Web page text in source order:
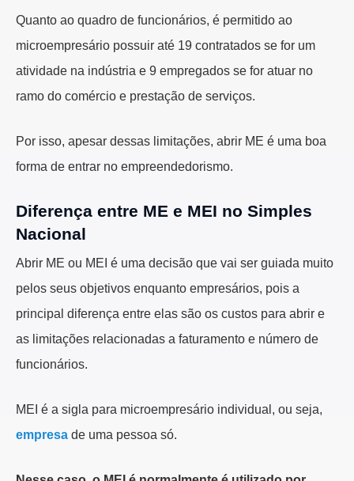
Quanto ao quadro de funcionários, é permitido ao
microempresário possuir até 19 contratados se for um
atividade na indústria e 9 empregados se for atuar no
ramo do comércio e prestação de serviços.
Por isso, apesar dessas limitações, abrir ME é uma boa
forma de entrar no empreendedorismo.
Diferença entre ME e MEI no Simples
Nacional
Abrir ME ou MEI é uma decisão que vai ser guiada muito
pelos seus objetivos enquanto empresários, pois a
principal diferença entre elas são os custos para abrir e
as limitações relacionadas a faturamento e número de
funcionários.
MEI é a sigla para microempresário individual, ou seja,
empresa de uma pessoa só.